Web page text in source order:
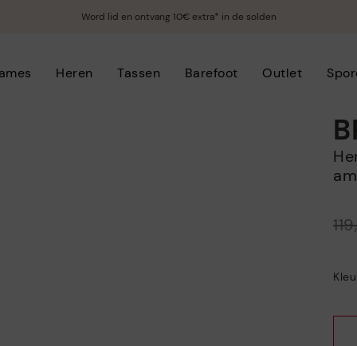
Word lid en ontvang 10€ extra* in de solden
Heren Tassen Barefoot Outlet
Heren veterschoenen met